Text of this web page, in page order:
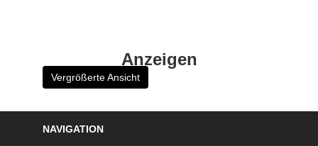
Anzeigen
Vergrößerte Ansicht
NAVIGATION